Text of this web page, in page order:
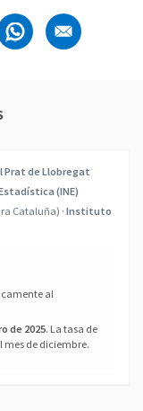
Prat de Llobregat
(INE)
Cataluña) · Instituto
al
de 2025. La tasa de
de diciembre.